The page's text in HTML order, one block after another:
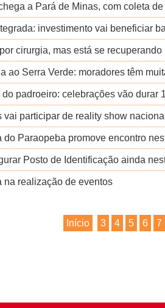
a Pará de Minas, com coleta
investimento vai beneficiar
cirurgia, mas está se recuperando
ao Serra Verde: moradores têm
padroeiro: celebrações vão durar
participar de reality show nacional
Paraopeba promove encontro
Posto de Identificação ainda
na realização de eventos
Início 3 4 5 6 7